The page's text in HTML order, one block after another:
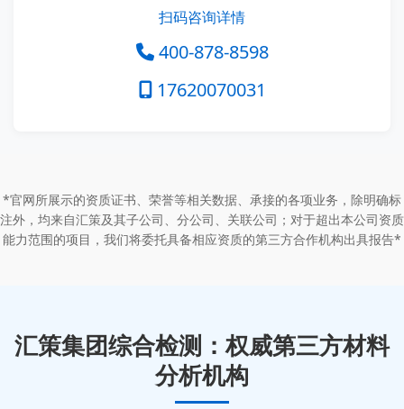
扫码咨询详情
400-878-8598
17620070031
*官网所展示的资质证书、荣誉等相关数据、承接的各项业务，除明确标
注外，均来自汇策及其子公司、分公司、关联公司；对于超出本公司资质
能力范围的项目，我们将委托具备相应资质的第三方合作机构出具报告*
汇策集团综合检测：权威第三方材料
分析机构